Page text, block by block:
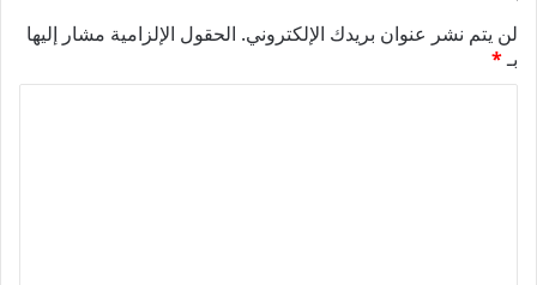
لن يتم نشر عنوان بريدك الإلكتروني. الحقول الإلزامية مشار إليها
بـ*